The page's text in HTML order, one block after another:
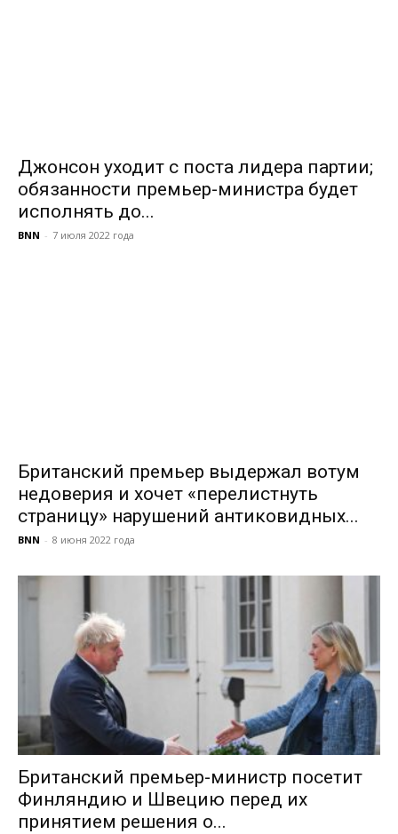
Джонсон уходит с поста лидера партии;
обязанности премьер-министра будет
исполнять до...
BNN - 7 июля 2022 года
Британский премьер выдержал вотум
недоверия и хочет «перелистнуть
страницу» нарушений антиковидных...
BNN - 8 июня 2022 года
Британский премьер-министр посетит
Финляндию и Швецию перед их
принятием решения о...